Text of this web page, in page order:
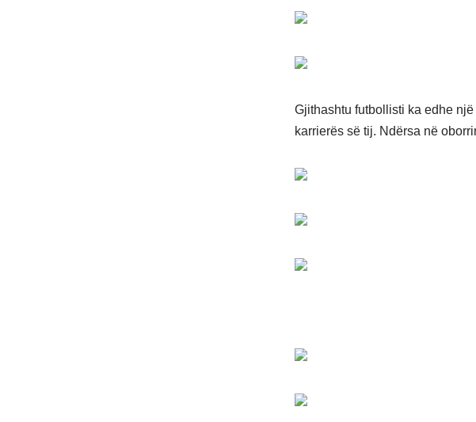
Gjithashtu futbollisti ka edhe
karrierës së tij. Ndërsa në